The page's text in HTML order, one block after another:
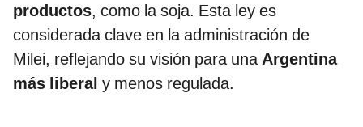
productos, como la soja. Esta ley es
considerada clave en la administración de
Milei, reflejando su visión para unaArgentina
más liberal y menos regulada.